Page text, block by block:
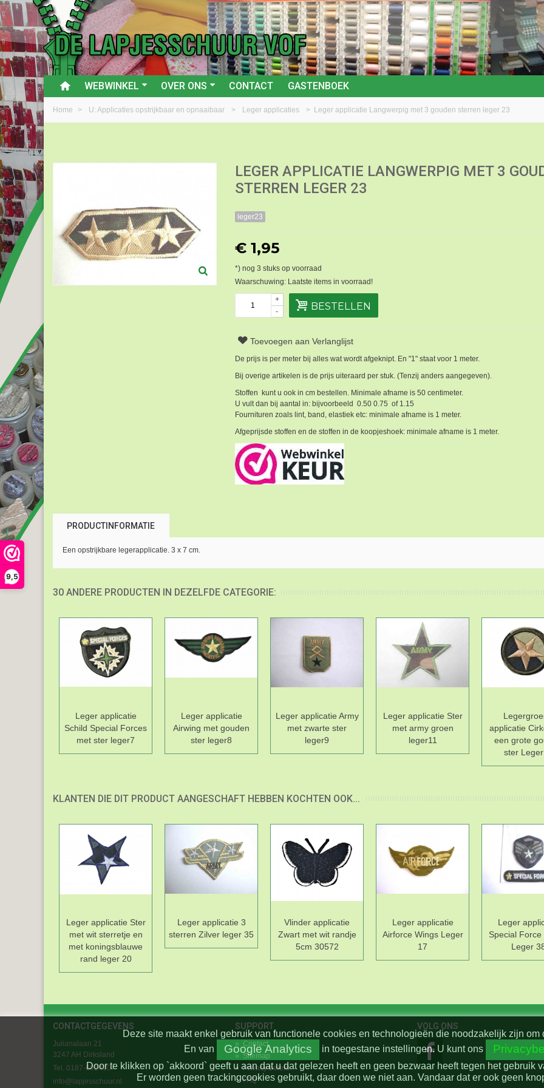
9,5
WEBWINKEL OVER ONS CONTACT GASTENBOEK
Home > U: Applicaties opstrijkbaar en opnaaibaar > Leger applicaties > Leger applicatie Langwerpig met 3 gouden sterren leger 23
LEGER APPLICATIE LANGWERPIG MET 3
STERREN LEGER 23
leger23
€ 1,95
*) nog 3 stuks op voorraad
Waarschuwing: Laatste items in voorraad!
-
+
BESTELLEN
Toevoegen aan Verlanglijst
De prijs is per meter bij alles wat wordt afgeknipt. En "1" staat voor 1 meter.
Bij overige artikelen is de prijs uiteraard per stuk. (Tenzij anders aangegeven).
Stoffen kunt u ook in cm bestellen. Minimale afname is 50 centimeter.
U vult dan bij aantal in: bijvoorbeeld 0.50 0.75 of 1.15
Fournituren zoals lint, band, elastiek etc: minimale afname is 1 meter.
Afgeprijsde stoffen en de stoffen in de koopjeshoek: minimale afname is 1 meter.
PRODUCTINFORMATIE
Een opstrijkbare legerapplicatie. 3 x 7 cm.
30 ANDERE PRODUCTEN IN DEZELFDE CATEGORIE:
Leger applicatie
Schild Special Forces
met ster leger7
Leger applicatie
Airwing met gouden
ster leger8
Leger applicatie Army
met zwarte ster
leger9
Leger applicatie Ster
met army groen
leger11
applicatie
een grote
ster
KLANTEN DIE DIT PRODUCT AANGESCHAFT HEBBEN KOCHTEN OOK...
Leger applicatie Ster
met wit sterretje en
met koningsblauwe
rand leger 20
Leger applicatie 3
sterren Zilver leger 35
Vlinder applicatie
Zwart met wit randje
5cm 30572
Leger applicatie
Airforce Wings Leger
17
Leger
Special Force
Leger
CONTACTGEGEVENS
Julianalaan 21
3247 AH Dirksland
Tel. 0187-602410
info@lapjesschuur.nl
SUPPORT
» Contact
» Sitemap
»Privacy beleid
»FAQ
VOLG ONS
Deze site maakt enkel gebruik van functionele cookies en technologieën die noodzakelijk zijn
En van Google Analytics in toegestane instellingen. U kunt ons
Door te klikken op `akkoord` geeft u aan dat u dat gelezen heeft en geen bezwaar heeft tegen het gebruik
Er worden geen trackingcookies gebruikt, daar doen we niet aan. Vandaar dat er ook geen